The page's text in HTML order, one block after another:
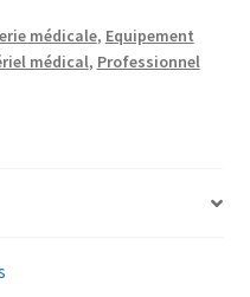
médicale, Equipement
médical, Professionnel